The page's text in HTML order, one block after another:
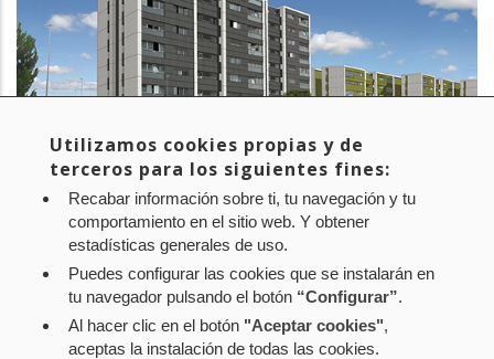
PROYECTO:EFIDISTRICT
EMPRESA:NASUVINSA
Política de privacidad
Política de cookies
Utilizamos cookies propias y de
terceros para los siguientes fines:
Recabar información sobre ti, tu navegación y tu
comportamiento en el sitio web. Y obtener
estadísticas generales de uso.
Puedes configurar las cookies que se instalarán en
tu navegador pulsando el botón “Configurar”.
Al hacer clic en el botón "Aceptar cookies",
aceptas la instalación de todas las cookies.